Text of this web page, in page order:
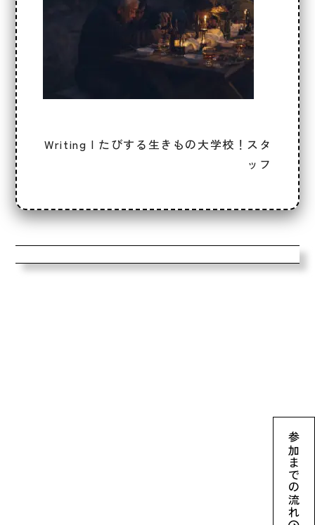
参加までの流れ
Writing | たびする生きもの大学校！スタ
ッフ